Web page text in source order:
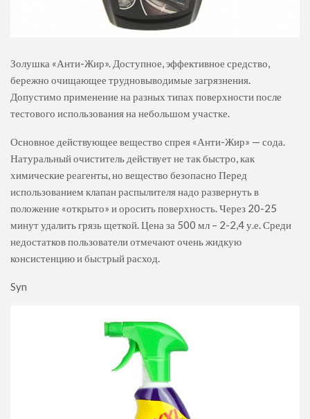
Золушка «Анти-Жир». Доступное, эффективное средство,
бережно очищающее трудновыводимые загрязнения.
Допустимо применение на разных типах поверхности после
тестового использования на небольшом участке.
Основное действующее вещество спрея «Анти-Жир» — сода.
Натуральный очиститель действует не так быстро, как
химические реагенты, но вещество безопасно Перед
использованием клапан распылителя надо развернуть в
положение «открыто» и оросить поверхность. Через 20-25
минут удалить грязь щеткой. Цена за 500 мл – 2-2,4 у.е. Среди
недостатков пользователи отмечают очень жидкую
консистенцию и быстрый расход.
Syn